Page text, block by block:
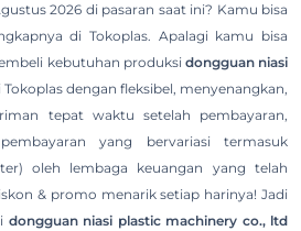
2026 di pasaran saat ini? Kamu bisa
di Tokoplas. Apalagi kamu bisa
kebutuhan produksi dongguan niasi
Tokoplas dengan fleksibel, menyenangkan,
tepat waktu setelah pembayaran,
yang bervariasi termasuk
oleh lembaga keuangan yang telah
& promo menarik setiap harinya! Jadi
dongguan niasi plastic machinery co., ltd